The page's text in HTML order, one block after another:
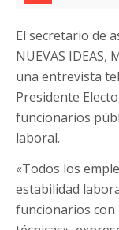
El secretario de
NUEVAS
una entrevista
Presidente
funcionarios
laboral.
«Todos los
estabilidad
funcionarios con